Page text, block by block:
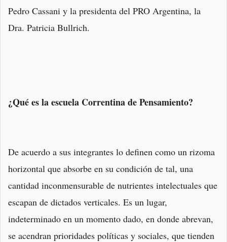
Pedro Cassani y la presidenta del PRO Argentina, la
Dra. Patricia Bullrich.
¿Qué es la escuela Correntina de Pensamiento?
De acuerdo a sus integrantes lo definen como un rizoma
horizontal que absorbe en su condición de tal, una
cantidad inconmensurable de nutrientes intelectuales que
escapan de dictados verticales. Es un lugar,
indeterminado en un momento dado, en donde abrevan,
se acendran prioridades políticas y sociales, que tienden